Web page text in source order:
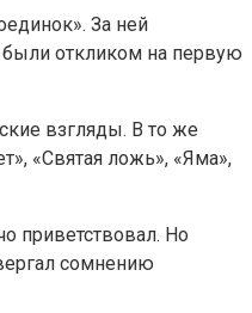
За ней
были откликом на первую
взгляды. В то же
«Святая ложь», «Яма»,
приветствовал. Но
сомнению